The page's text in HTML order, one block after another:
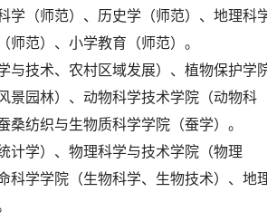
学（师范）、历史学（师范）、地理科
师范）、小学教育（师范）。
与技术、农村区域发展）、植物保护学
景园林）、动物科学技术学院（动物科
纺织与生物质科学学院（蚕学）。
计学）、物理科学与技术学院（物理
科学学院（生物科学、生物技术）、地